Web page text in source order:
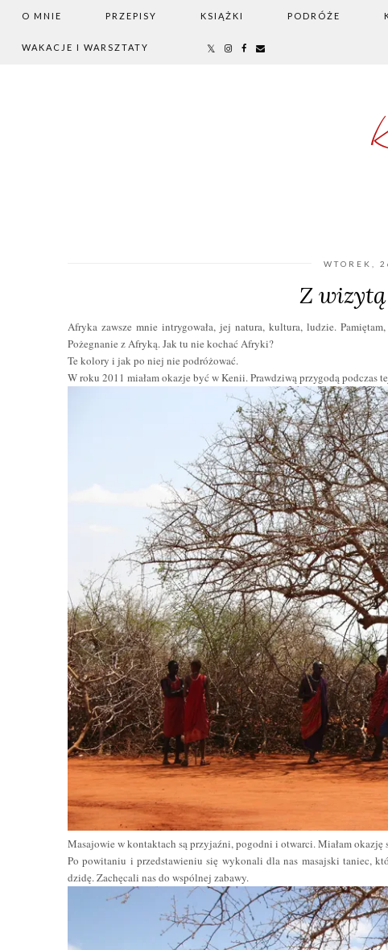
O MNIE PRZEPISY KSIĄŻKI PODRÓŻE
WAKACJE I WARSZTATY
WTOREK,
Z
Afryka zawsze mnie intrygowała, jej natura, kultura, ludzie.
Pożegnanie z Afryką. Jak tu nie kochać Afryki?
Te kolory i jak po niej nie podróżować.
W roku 2011 miałam okazje być w Kenii. Prawdziwą przygodą podczas
Masajowie w kontaktach są przyjaźni, pogodni i otwarci. Miałam
Po powitaniu i przedstawieniu się wykonali dla nas masajski taniec,
dzidę. Zachęcali nas do wspólnej zabawy.